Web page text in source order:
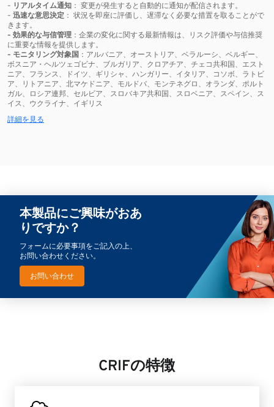
- リアルタイム通知 ： 変更が発生すると自動的に通知が配信されます。
- 迅速な意思決定 ： 状況を即座に評価し、遅滞なく必要な措置を取ることがで
きます。
- 効果的な与信管理 ：企業の変化に関する最新情報は、リスク評価や与信推奨
に重要な情報を提供します。
- モニタリング対象国 ：アルバニア、オーストリア、ベラルーシ、ベルギー、
ボスニア・ヘルツェゴビナ、ブルガリア、クロアチア、チェコ共和国、エスト
ニア、フランス、ドイツ、ギリシャ、ハンガリー、イタリア、コソボ、ラトビ
ア、リトアニア、北マケドニア、モルドバ、モンテネグロ、オランダ、ポルト
ガル、ロシア連邦、セルビア、スロバキア共和国、スロベニア、スペイン、ス
イス、ウクライナ、イギリス
詳細を見る
本製品にご興味がおあ
りですか？
フォームに必要事項をご記入の上、
お問い合わせください。
お問い合わせ
CRIFの特徴